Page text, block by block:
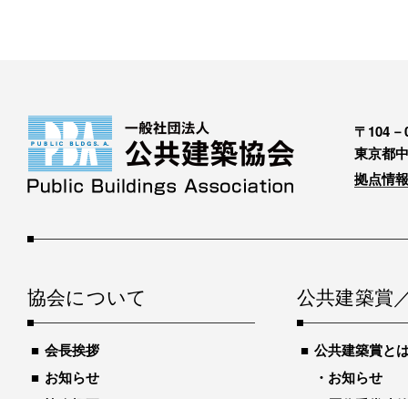
〒104－
東京都
拠点情
協会について
会長挨拶
お知らせ
公共建築賞
公共建築賞と
お知らせ